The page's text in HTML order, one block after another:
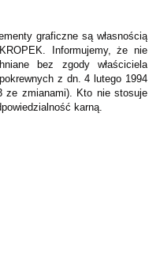
graficzne są własnością
Informujemy, że nie
bez zgody właściciela
z dn. 4 lutego 1994
ze zmianami). Kto nie stosuje
karną.